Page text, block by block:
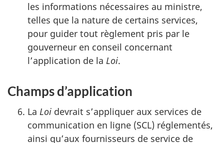
les informations nécessaires au ministre,
telles que la nature de certains services,
pour guider tout règlement pris par le
gouverneur en conseil concernant
l’application de la Loi.
Champs d’application
La Loi devrait s’appliquer aux services de
communication en ligne (SCL) réglementés,
ainsi qu’aux fournisseurs de service de